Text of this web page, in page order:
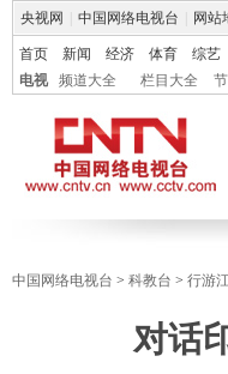
央视网 中国网络电视台 网站
首页 新闻 经济 体育 综艺
电视
频道大全 栏目大全
中国网络电视台 > 科教台 > 行游
对话